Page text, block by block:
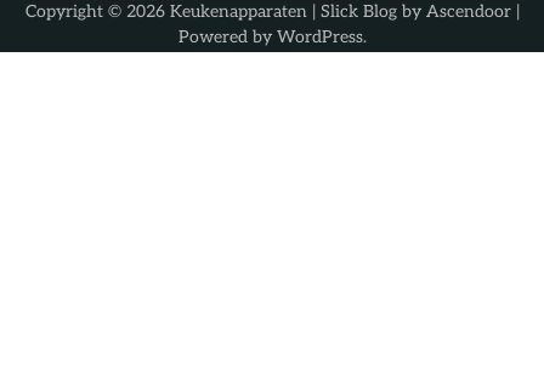
Copyright © 2026 Keukenapparaten| Slick Blog by Ascendoor|
Powered by WordPress.